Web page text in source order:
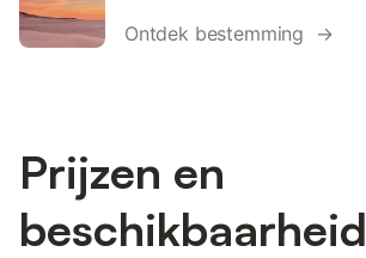
Ontdek bestemming →
Prijzen en
beschikbaarheid